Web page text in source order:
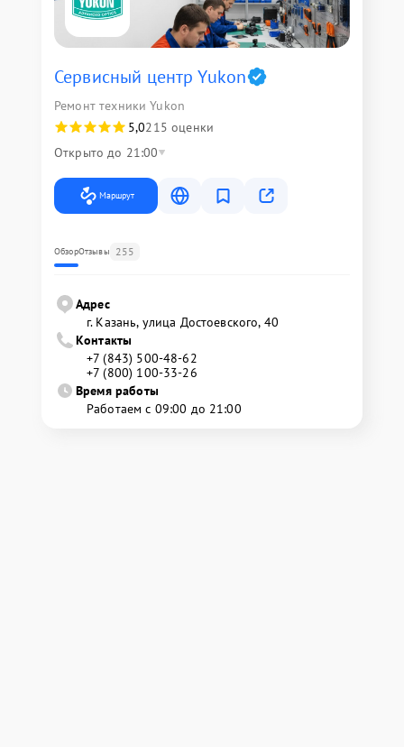
Сервисный центр Yukon
Ремонт техники Yukon
5,0215 оценки
Открыто до 21:00
Маршрут
ОбзорОтзывы 255
Адрес
г. Казань, улица Достоевского, 40
Контакты
+7 (843) 500-48-62
+7 (800) 100-33-26
Время работы
Работаем с 09:00 до 21:00